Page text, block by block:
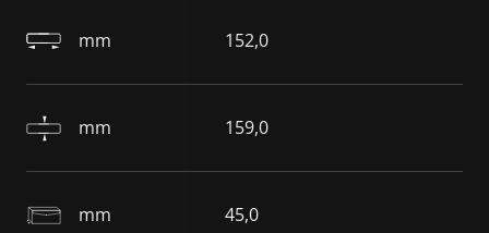
mm 152,0
mm 159,0
mm 45,0